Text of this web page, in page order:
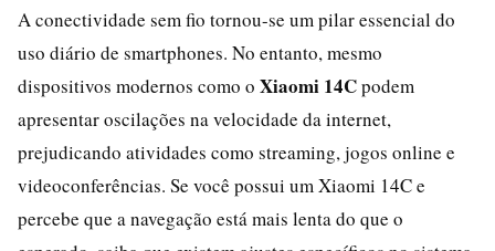
A conectividade sem fio tornou-se um pilar essencial do
uso diário de smartphones. No entanto, mesmo
dispositivos modernos como o Xiaomi 14Cpodem
apresentar oscilações na velocidade da internet,
prejudicando atividades como streaming, jogos online e
videoconferências. Se você possui um Xiaomi 14C e
percebe que a navegação está mais lenta do que o